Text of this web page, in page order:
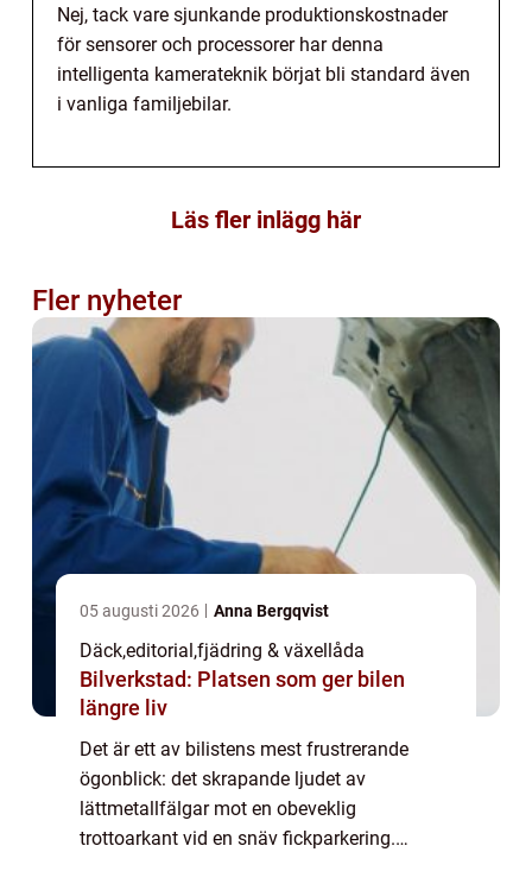
Nej, tack vare sjunkande produktionskostnader
för sensorer och processorer har denna
intelligenta kamerateknik börjat bli standard även
i vanliga familjebilar.
Läs fler inlägg här
Fler nyheter
05 augusti 2026 Anna Bergqvist
Däck,editorial,fjädring & växellåda
Bilverkstad: Platsen som ger bilen
längre liv
Det är ett av bilistens mest frustrerande
ögonblick: det skrapande ljudet av
lättmetallfälgar mot en obeveklig
trottoarkant vid en snäv fickparkering.